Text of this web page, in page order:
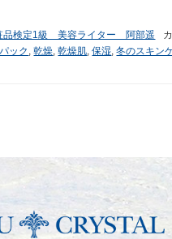
品検定1級 美容ライター 阿部遥
パック ,乾燥 ,乾燥肌 ,保湿 ,冬のスキン